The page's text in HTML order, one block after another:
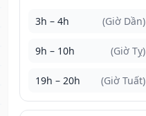
3h – 4h (Giờ Dần)
9h – 10h (Giờ Tỵ)
19h – 20h (Giờ Tuất)